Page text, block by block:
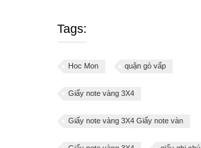
Tags:
Hoc Mon quận gò vấp
Giấy note vàng 3X4
Giấy note vàng 3X4 Giấy note vàn